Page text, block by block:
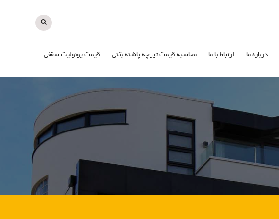
درباره ما ارتباط با ما محاسبه قیمت تیرچه پاشنه بتنی قیمت یونولیت سقفی